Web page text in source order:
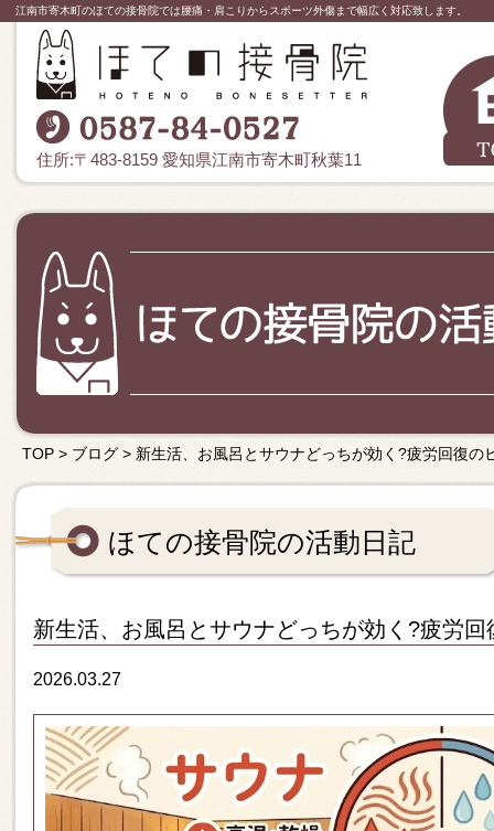
江南市寄木町のほての接骨院では腰痛・肩こりからスポーツ外傷まで幅広く対応致します。
住所:〒483-8159 愛知県江南市寄木町秋葉11
TOP > ブログ> 新生活、お風呂とサウナどっちが効く?疲労回復の
ほての接骨院の活動日記
新生活、お風呂とサウナどっちが効く?疲労回
2026.03.27